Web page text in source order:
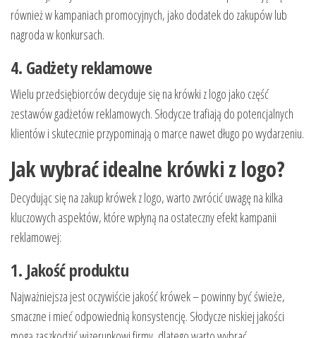
również w kampaniach promocyjnych, jako dodatek do zakupów lub
nagroda w konkursach.
4. Gadżety reklamowe
Wielu przedsiębiorców decyduje się na krówki z logo jako część
zestawów gadżetów reklamowych. Słodycze trafiają do potencjalnych
klientów i skutecznie przypominają o marce nawet długo po wydarzeniu.
Jak wybrać idealne krówki z logo?
Decydując się na zakup krówek z logo, warto zwrócić uwagę na kilka
kluczowych aspektów, które wpłyną na ostateczny efekt kampanii
reklamowej:
1. Jakość produktu
Najważniejsza jest oczywiście jakość krówek – powinny być świeże,
smaczne i mieć odpowiednią konsystencję. Słodycze niskiej jakości